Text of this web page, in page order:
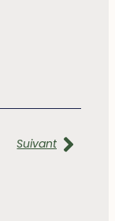
Suivant